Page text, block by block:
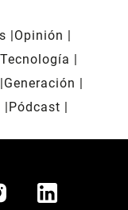
Opinión
Tecnología
Generación
Pódcast